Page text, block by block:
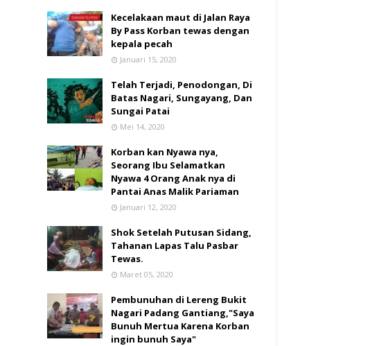
Kecelakaan maut di Jalan Raya
By Pass Korban tewas dengan
kepala pecah
Januari 15, 2020
Telah Terjadi, Penodongan, Di
Batas Nagari, Sungayang, Dan
Sungai Patai
Mei 14, 2020
Korban kan Nyawa nya,
Seorang Ibu Selamatkan
Nyawa 4 Orang Anak nya di
Pantai Anas Malik Pariaman
Januari 12, 2020
Shok Setelah Putusan Sidang,
Tahanan Lapas Talu Pasbar
Tewas.
Maret 05, 2020
Pembunuhan di Lereng Bukit
Nagari Padang Gantiang,"Saya
Bunuh Mertua Karena Korban
ingin bunuh Saya"